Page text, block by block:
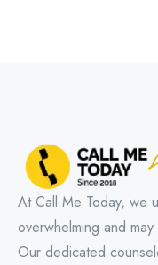
At Call Me Today, we
overwhelming and
Our dedicated